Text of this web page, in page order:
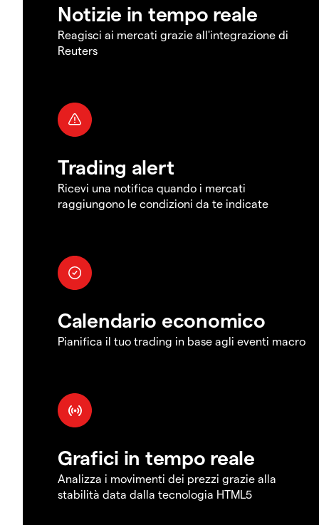
Notizie in tempo reale
Reagisci ai mercati grazie all'integrazione di
Reuters
Trading alert
Ricevi una notifica quando i mercati
raggiungono le condizioni da te indicate
Calendario economico
Pianifica il tuo trading in base agli eventi macro
Grafici in tempo reale
Analizza i movimenti dei prezzi grazie alla
stabilità data dalla tecnologia HTML5